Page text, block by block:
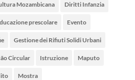
Mozambicana Diritti Infanzia
prescolare Evento
Gestione dei Rifiuti Solidi Urbani
Circular Istruzione Maputo
Mostra